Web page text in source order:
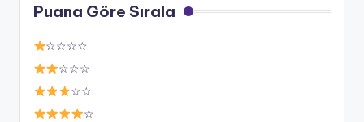
Puana Göre Sırala
☆☆☆☆
☆☆☆
☆☆
☆